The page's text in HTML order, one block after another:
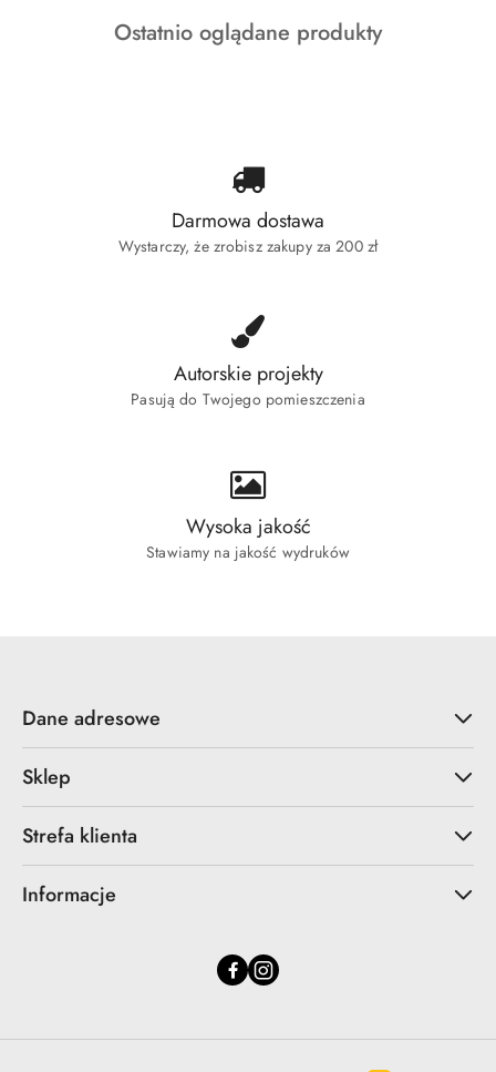
statusie:
Produkty
Ostatnio oglądane produkty
Darmowa dostawa
Wystarczy, że zrobisz zakupy za 200 zł
Autorskie projekty
Pasują do Twojego pomieszczenia
Wysoka jakość
Stawiamy na jakość wydruków
Dane adresowe
Sklep
Strefa klienta
Informacje